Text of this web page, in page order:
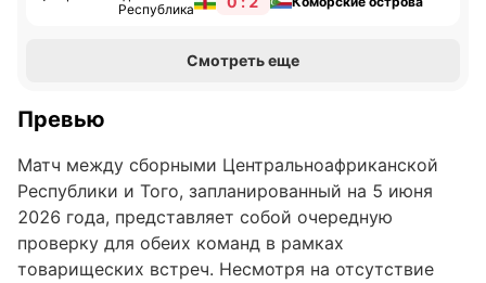
Республика
Смотреть еще
Превью
Матч между сборными Центральноафриканской
Республики и Того, запланированный на 5 июня
2026 года, представляет собой очередную
проверку для обеих команд в рамках
товарищеских встреч. Несмотря на отсутствие